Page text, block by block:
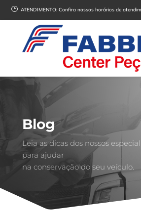
} ATENDIMENTO:Confira nossos horários de
Blog
Leia as dicas dos nossos
para ajudar
na conservação do seu veículo.